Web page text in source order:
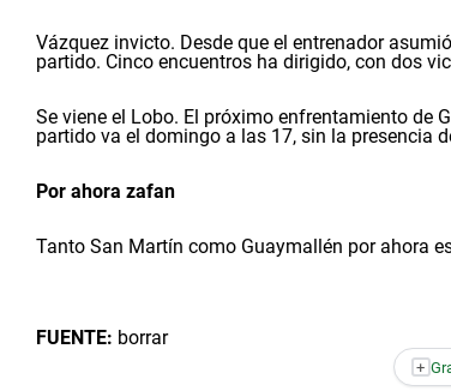
Vázquez invicto. Desde que el entrenador
partido. Cinco encuentros ha dirigido, con dos
Se viene el Lobo. El próximo enfrentamiento de
partido va el domingo a las 17, sin la presencia
Por ahora zafan
Tanto San Martín como Guaymallén por ahora
FUENTE: borrar
+